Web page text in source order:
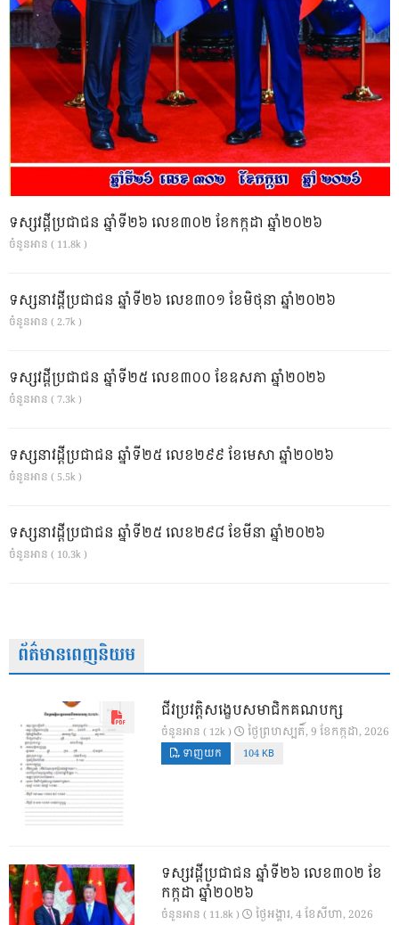
ទស្សវដ្តីប្រជាជន ឆ្នាំទី២៦ លេខ៣០២ ខែកក្កដា ឆ្នាំ២០២៦
ចំនួនអាន ( 11.8k )
ទស្សនាវដ្ដីប្រជាជន ឆ្នាំទី២៦ លេខ៣០១ ខែមិថុនា ឆ្នាំ២០២៦
ចំនួនអាន ( 2.7k )
ទស្សវដ្តីប្រជាជន ឆ្នាំទី២៥ លេខ៣០០ ខែឧសភា ឆ្នាំ២០២៦
ចំនួនអាន ( 7.3k )
ទស្សនាវដ្ដីប្រជាជន ឆ្នាំទី២៥ លេខ២៩៩ ខែមេសា ឆ្នាំ២០២៦
ចំនួនអាន ( 5.5k )
ទស្សនាវដ្ដីប្រជាជន ឆ្នាំទី២៥ លេខ២៩៨ ខែមីនា ឆ្នាំ២០២៦
ចំនួនអាន ( 10.3k )
ព័ត៌មានពេញនិយម
ជីវប្រវត្តិសង្ខេបសមាជិកគណបក្ស
ចំនួនអាន ( 12k ) ថ្ងៃ​ព្រហស្បតិ៍, 9 ខែ​កក្កដា, 2026
ទាញយក 104 KB
ទស្សវដ្តីប្រជាជន ឆ្នាំទី២៦ លេខ៣០២ ខែ
កក្កដា ឆ្នាំ២០២៦
ចំនួនអាន ( 11.8k ) ថ្ងៃ​អង្គារ, 4 ខែ​សីហា, 2026